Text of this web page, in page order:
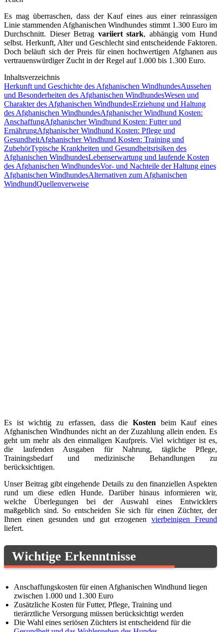
Es mag überraschen, dass der Kauf eines aus einer reinrassigen
Linie stammenden Afghanischen Windhundes stimmt 1.300 Euro im
Durchschnitt. Dieser Betrag variiert stark, abhängig vom Hund
selbst. Herkunft, Alter und Geschlecht sind entscheidende Faktoren.
Doch beläuft sich der Preis für einen hochwertigen Afghanen aus
vertrauenswürdiger Zucht in der Regel auf 1.000 bis 1.300 Euro.
Inhaltsverzeichnis
Herkunft und Geschichte des Afghanischen WindhundesAussehen
und Besonderheiten des Afghanischen WindhundesWesen und
Charakter des Afghanischen WindhundesErziehung und Haltung
des Afghanischen WindhundesAfghanischer Windhund Kosten:
AnschaffungAfghanischer Windhund Kosten: Futter und
ErnährungAfghanischer Windhund Kosten: Pflege und
GesundheitAfghanischer Windhund Kosten: Training und
ZubehörTypische Krankheiten und Gesundheitsrisiken des
Afghanischen WindhundesLebenserwartung und laufende Kosten
des Afghanischen WindhundesVor- und Nachteile der Haltung eines
Afghanischen WindhundesAlternativen zum Afghanischen
WindhundQuellenverweise
Es ist wichtig zu erfassen, dass die Kosten beim Kauf eines
Afghanischen Windhundes nicht an der Zuzahlung allein enden. Es
geht um mehr als den einmaligen Kaufpreis. Viel wichtiger ist es,
die laufenden Ausgaben für Nahrung, tägliche Pflege,
Trainingsbedarf und medizinische Behandlungen zu
berücksichtigen.
Unser Beitrag gibt eingehende Details zu den finanziellen Aspekten
rund um diese edlen Hunde. Darüber hinaus informieren wir,
welche Überlegungen bei der Auswahl eines Entwicklers
maßgeblich sind. So entscheiden Sie sich für einen Züchter, der
Ihnen einen gesunden und gut erzogenen vierbeinigen Freund
liefert.
Wichtige Erkenntnisse
Anschaffungskosten für einen Afghanischen Windhund liegen
zwischen 1.000 und 1.300 Euro
Zusätzliche Kosten für Futter, Pflege, Training und
tierärztliche Versorgung müssen berücksichtigt werden
Die Wahl eines seriösen Züchters ist entscheidend für die